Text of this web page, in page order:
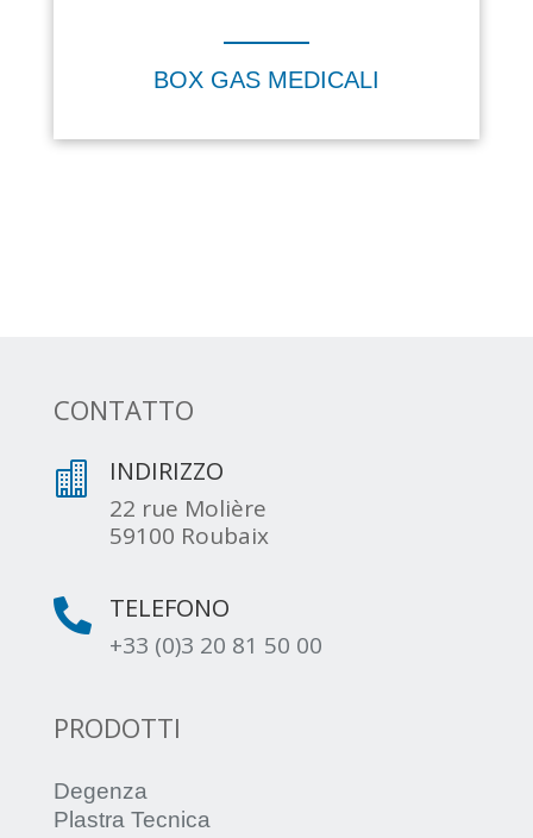
BOX GAS MEDICALI
CONTATTO
 INDIRIZZO
22 rue Molière
59100 Roubaix
 TELEFONO
+33 (0)3 20 81 50 00
PRODOTTI
Degenza
Plastra Tecnica